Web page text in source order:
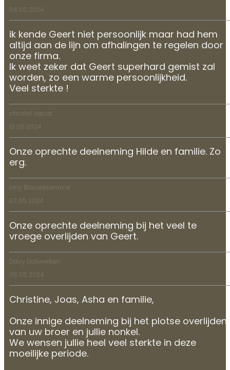
04.05.2024
ik kende Geert niet persoonlijk maar had hem
altijd aan de lijn om afhalingen te regelen door
onze firma.
Ik weet zeker dat Geert superhard gemist zal
worden, zo een warme persoonlijkheid.
Veel sterkte !
christel decat
13.05.2024
Onze oprechte deelneming Hilde en familie. Zo
erg.
Erny Blauwblomme
07.05.2024
Onze oprechte deelneming bij het veel te
vroege overlijden van Geert.
Davy Dakwerken
05.05.2024
Christine, Joas, Asha en familie,
Onze innige deelneming bij het plotse overlijden
van uw broer en jullie nonkel.
We wensen jullie heel veel sterkte in deze
moeilijke periode.